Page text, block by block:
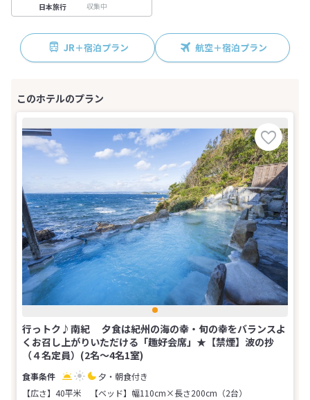
日本旅行 収集中
JR＋宿泊プラン 航空＋宿泊プラン
行っトク♪南紀 夕食は紀州の海の幸・旬の幸をバランスよ
くお召し上がりいただける「趣好会席」★【禁煙】波の抄
（４名定員）(2名～4名1室)
夕・朝食付き
【広さ】40平米
【ベッド】幅110cm×長さ200cm（2台）